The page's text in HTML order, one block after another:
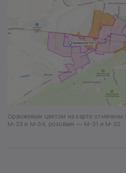
Оранжевым цветом на карте отмечены
М-33 и М-34, розовым — М-31 и М-32